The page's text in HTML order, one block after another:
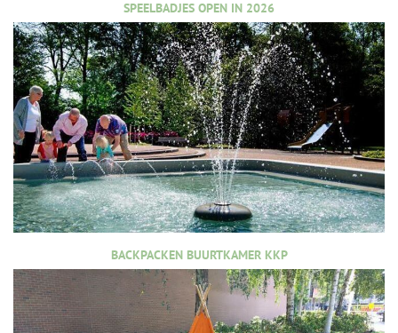
SPEELBADJES OPEN IN 2026
BACKPACKEN BUURTKAMER KKP